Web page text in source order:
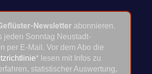
Newsletter abonnieren.
jeden Sonntag Neustadt-
per E-Mail. Vor dem Abo die
* lesen mit Infos zu
statistischer Auswertung,